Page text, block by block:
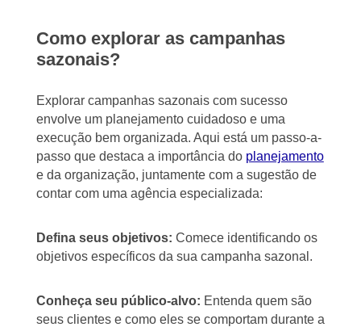
Como explorar as campanhas
sazonais?
Explorar campanhas sazonais com sucesso
envolve um planejamento cuidadoso e uma
execução bem organizada. Aqui está um passo-a-
passo que destaca a importância do planejamento
e da organização, juntamente com a sugestão de
contar com uma agência especializada:
Defina seus objetivos: Comece identificando os
objetivos específicos da sua campanha sazonal.
Conheça seu público-alvo: Entenda quem são
seus clientes e como eles se comportam durante a